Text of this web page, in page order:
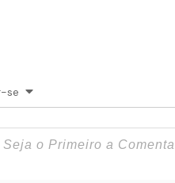
se